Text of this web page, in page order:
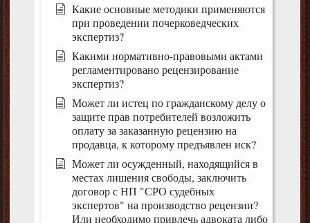
Какие основные методики применяются
при проведении почерковедческих
экспертиз?
Какими нормативно-правовыми актами
регламентировано рецензирование
экспертиз?
Может ли истец по гражданскому делу о
защите прав потребителей возложить
оплату за заказанную рецензию на
продавца, к которому предъявлен иск?
Может ли осужденный, находящийся в
местах лишения свободы, заключить
договор с НП "СРО судебных
экспертов" на производство рецензии?
Или необходимо привлечь адвоката либо